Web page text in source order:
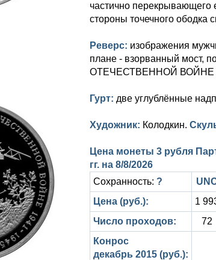
частично перекрывающего
стороны точечного
Реверс: изображения
плане - взорванный
ОТЕЧЕСТВЕННОЙ ВОЙНЕ
Гурт: две углублённые
Художник: Колодкин.
Цена монеты 3 рубля
гг. на 8/8/2026
Сохранность: ?
Цена (руб.):
1
Число проходов:
72
Конрос
декабрь 2015 (руб.):